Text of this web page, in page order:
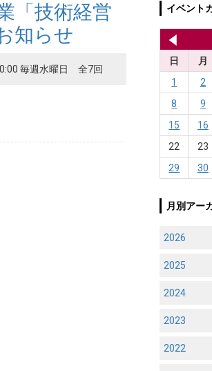
「技術経営
知らせ
毎週水曜日 全7回
イベント
2015
日
月
1
2
8
9
15
16
22
23
29
30
月別アー
2026
2025
2024
2023
2022